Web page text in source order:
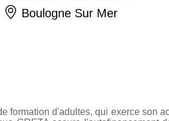
Boulogne Sur Mer
formation d'adultes, qui exerce son